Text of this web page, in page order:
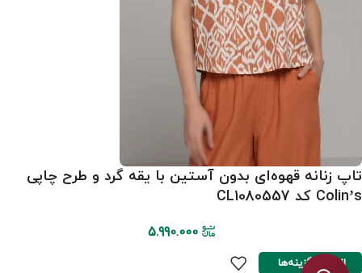
تاپ زنانه قهوه‌ای بدون آستین با یقه گرد و طرح چاپی
Colin’s کد CL1080557
5.990.000
انتخاب گزینه‌ها